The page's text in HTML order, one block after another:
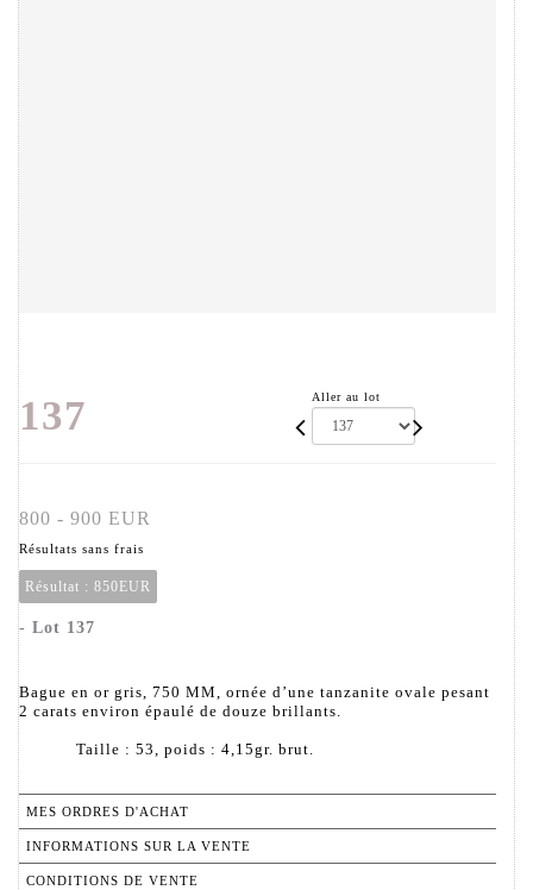
137 Aller au lot
800 - 900 EUR
Résultats sans frais
Résultat : 850EUR
- Lot 137
Bague en or gris, 750 MM, ornée d’une tanzanite ovale pesant
2 carats environ épaulé de douze brillants.
Taille : 53, poids : 4,15gr. brut.
MES ORDRES D'ACHAT
INFORMATIONS SUR LA VENTE
CONDITIONS DE VENTE